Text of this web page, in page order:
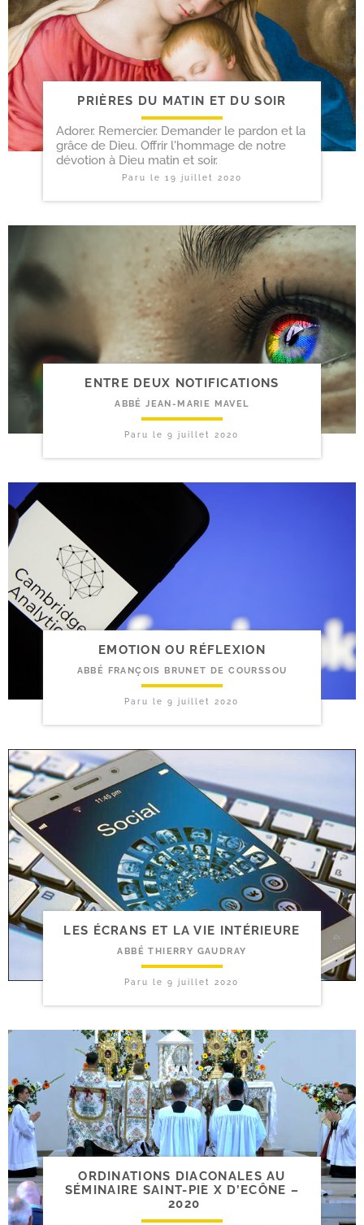
PRIÈRES DU MATIN ET DU SOIR
Adorer. Remercier. Demander le pardon et la
grâce de Dieu. Offrir l'hommage de notre
dévotion à Dieu matin et soir.
Paru le 19 juillet 2020
ENTRE DEUX NOTIFICATIONS
ABBÉ JEAN-MARIE MAVEL
Paru le9 juillet 2020
EMOTION OU RÉFLEXION
ABBÉ FRANÇOIS BRUNET DE COURSSOU
Paru le9 juillet 2020
LES ÉCRANS ET LA VIE INTÉRIEURE
ABBÉ THIERRY GAUDRAY
Paru le9 juillet 2020
ORDINATIONS DIACONALES AU
SÉMINAIRE SAINT-​PIE X D’ECÔNE –
2020